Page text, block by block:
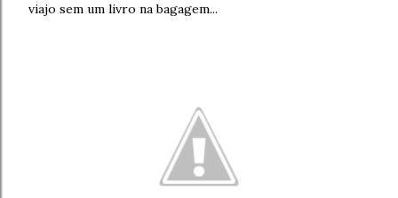
viajo sem um livro na bagagem...